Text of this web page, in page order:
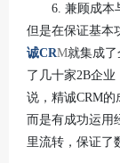
6. 兼顾成本
但是在保证基本
诚CRM就集成
了几十家2B企
说，精诚CRM的
而是有成功运用
里流转，保证了